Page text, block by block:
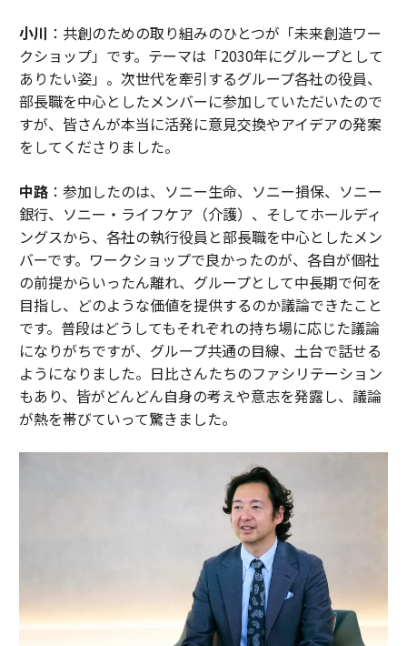
小川 ：共創のための取り組みのひとつが「未来創造ワー
クショップ」です。テーマは「2030年にグループとして
ありたい姿」。次世代を牽引するグループ各社の役員、
部長職を中心としたメンバーに参加していただいたので
すが、皆さんが本当に活発に意見交換やアイデアの発案
をしてくださりました。
中路：参加したのは、ソニー生命、ソニー損保、ソニー
銀行、ソニー・ライフケア（介護）、そしてホールディ
ングスから、各社の執行役員と部長職を中心としたメン
バーです。ワークショップで良かったのが、各自が個社
の前提からいったん離れ、グループとして中長期で何を
目指し、どのような価値を提供するのか議論できたこと
です。普段はどうしてもそれぞれの持ち場に応じた議論
になりがちですが、グループ共通の目線、土台で話せる
ようになりました。日比さんたちのファシリテーション
もあり、皆がどんどん自身の考えや意志を発露し、議論
が熱を帯びていって驚きました。